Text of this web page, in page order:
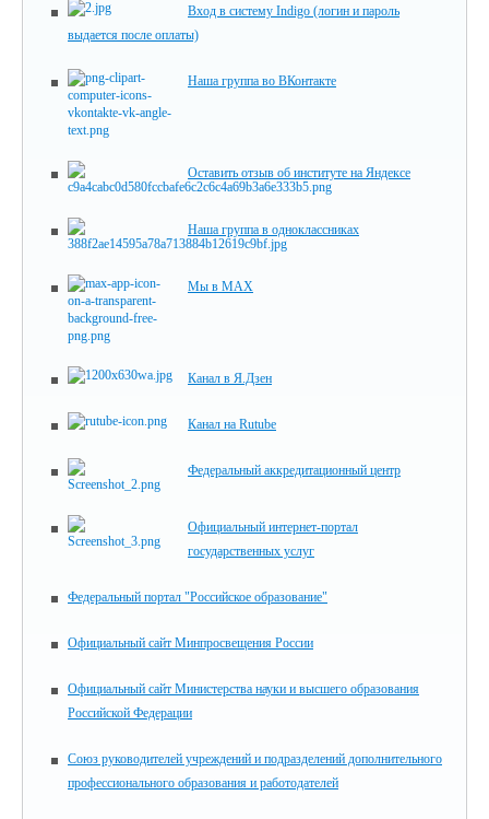
Вход в систему Indigo (логин и пароль
выдается после оплаты)
Наша группа во ВКонтакте
Оставить отзыв об институте на Яндексе
Наша группа в одноклассниках
Мы в MAX
Канал в Я.Дзен
Канал на Rutube
Федеральный аккредитационный центр
Официальный интернет-портал
государственных услуг
Федеральный портал "Российское образование"
Официальный сайт Минпросвещения России
Официальный сайт Министерства науки и высшего образования
Российской Федерации
Союз руководителей учреждений и подразделений дополнительного
профессионального образования и работодателей